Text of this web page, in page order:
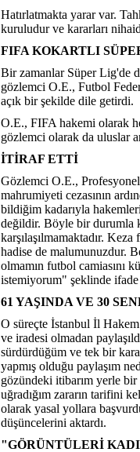
Hatırlatmakta yarar var.
kuruludur ve kararları
FIFA KOKARTLI
Bir zamanlar Süper Lig'de
gözlemci O.E., Futbol
açık bir şekilde dile getirdi.
O.E., FIFA hakemi olarak
gözlemci olarak da uluslar
İTİRAF ETTİ
Gözlemci O.E.,
mahrumiyeti cezasının
bildiğim kadarıyla
değildir. Böyle bir durumla
karşılaşılmamaktadır.
hadise de malumunuzdur.
olmamın futbol camiasını
istemiyorum" şeklinde ifade
61 YAŞINDA VE 30
O süreçte İstanbul İl
ve iradesi olmadan
sürdürdüğüm ve tek bir
yapmış olduğu paylaşım
gözündeki itibarım yerle
uğradığım zararın tarifini
olarak yasal yollara
düşüncelerini aktardı.
"GÖRÜNTÜLERİ